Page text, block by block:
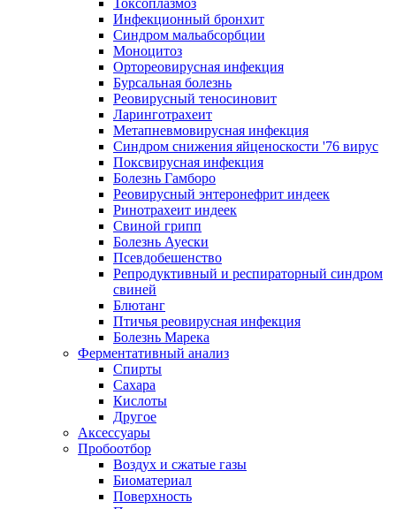
Токсоплазмоз
Инфекционный бронхит
Синдром мальабсорбции
Моноцитоз
Ортореовирусная инфекция
Бурсальная болезнь
Реовирусный теносиновит
Ларинготрахеит
Метапневмовирусная инфекция
Синдром снижения яйценоскости '76 вирус
Поксвирусная инфекция
Болезнь Гамборо
Реовирусный энтеронефрит индеек
Ринотрахеит индеек
Свиной грипп
Болезнь Ауески
Псевдобешенство
Репродуктивный и респираторный синдром
свиней
Блютанг
Птичья реовирусная инфекция
Болезнь Марека
Ферментативный анализ
Спирты
Сахара
Кислоты
Другое
Аксессуары
Пробоотбор
Воздух и сжатые газы
Биоматериал
Поверхность